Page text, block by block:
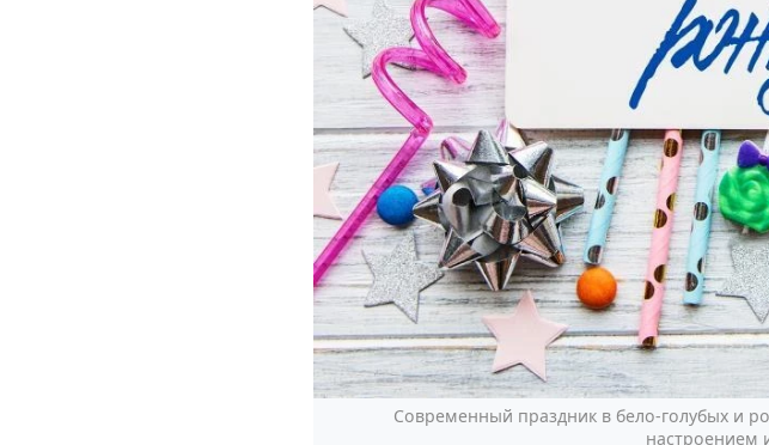
Современный праздник в бело-голубых и
настроением